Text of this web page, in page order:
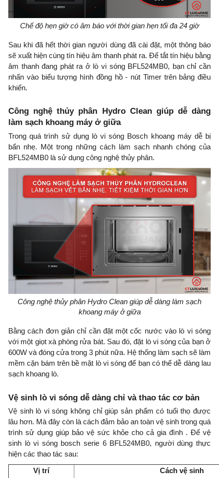
Chế độ hẹn giờ có âm báo với thời gian hẹn tối đa 24 giờ
Sau khi đã hết thời gian người dùng đã cài đặt, một thông báo
sẽ xuất hiện cùng tín hiệu âm thanh phát ra. Để tắt tín hiệu bằng
âm thanh đang phát ra ở lò vi sóng BFL524MB0, bạn chỉ cần
nhấn vào biểu tượng hình đồng hồ - nút Timer trên bảng điều
khiển.
Công nghệ thủy phân Hydro Clean giúp dễ dàng
làm sạch khoang máy ở giữa
Trong quá trình sử dụng lò vi sóng Bosch khoang máy dễ bị
bẩn nhẹ. Một trong những cách làm sạch nhanh chóng của
BFL524MB0 là sử dụng công nghệ thủy phân.
Công nghệ thủy phân Hydro Clean giúp dễ dàng làm sạch
khoang máy ở giữa
Bằng cách đơn giản chỉ cần đặt một cốc nước vào lò vi sóng
với một giọt xà phòng rửa bát. Sau đó, đặt lò vi sóng của bạn ở
600W và đóng cửa trong 3 phút nữa. Hệ thống làm sạch sẽ làm
mềm cặn bám trên bề mặt lò vi sóng để bạn có thể dễ dàng lau
sạch khoang lò.
Vệ sinh lò vi sóng dễ dàng chỉ và thao tác cơ bản
Vệ sinh lò vi sóng không chỉ giúp sản phẩm có tuổi thọ được
lâu hơn. Mà đây còn là cách đảm bảo an toàn vệ sinh trong quá
trình sử dụng giúp bảo vệ sức khỏe cho cả gia đình . Để vệ
sinh lò vi sóng bosch serie 6 BFL524MB0, người dùng thực
hiện các thao tác sau:
Vị trí
Cách vệ sinh